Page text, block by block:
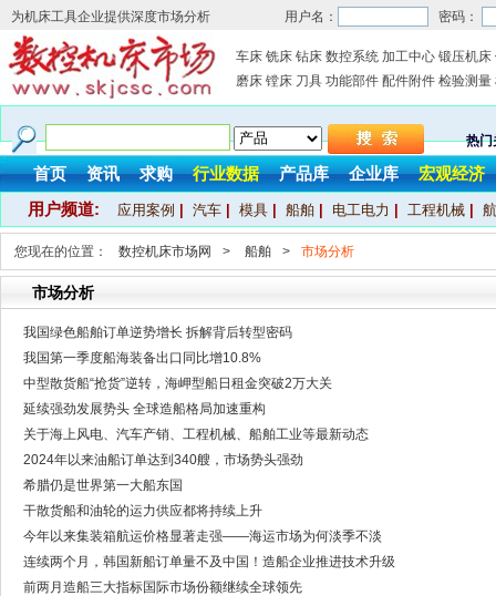
为机床工具企业提供深度市场分析 用户名： 密码：
车床 铣床 钻床 数控系统 加工中心 锻压机床
磨床 镗床 刀具 功能部件 配件附件 检验测量
热门
首页 资讯 求购 行业数据 产品库 企业库 宏观经济
用户频道: 应用案例 汽车 模具 船舶 电工电力 工程机械
您现在的位置： 数控机床市场网 > 船舶 > 市场分析
市场分析
我国绿色船舶订单逆势增长 拆解背后转型密码
我国第一季度船海装备出口同比增10.8%
中型散货船“抢货”逆转，海岬型船日租金突破2万大关
延续强劲发展势头 全球造船格局加速重构
关于海上风电、汽车产销、工程机械、船舶工业等最新动态
2024年以来油船订单达到340艘，市场势头强劲
希腊仍是世界第一大船东国
干散货船和油轮的运力供应都将持续上升
今年以来集装箱航运价格显著走强——海运市场为何淡季不淡
连续两个月，韩国新船订单量不及中国！造船企业推进技术升级
前两月造船三大指标国际市场份额继续全球领先